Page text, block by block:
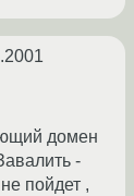
домен
-
пойдет ,